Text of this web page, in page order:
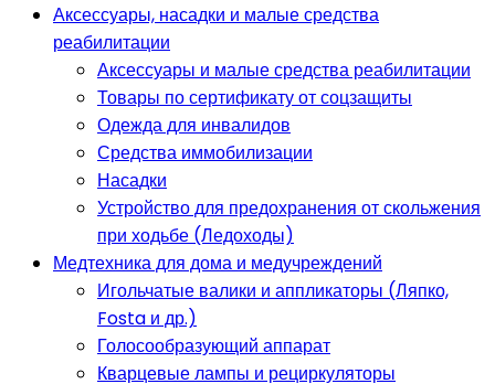
Аксессуары, насадки и малые средства
реабилитации
Аксессуары и малые средства реабилитации
Товары по сертификату от соцзащиты
Одежда для инвалидов
Средства иммобилизации
Насадки
Устройство для предохранения от скольжения
при ходьбе (Ледоходы)
Медтехника для дома и медучреждений
Игольчатые валики и аппликаторы (Ляпко,
Fosta и др.)
Голосообразующий аппарат
Кварцевые лампы и рециркуляторы